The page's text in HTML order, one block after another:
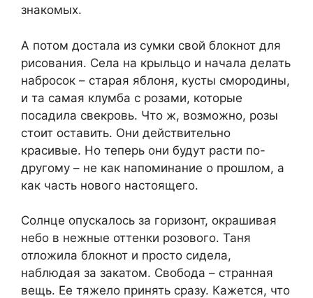
знакомых.
А потом достала из сумки свой блокнот для
рисования. Села на крыльцо и начала делать
набросок – старая яблоня, кусты смородины,
и та самая клумба с розами, которые
посадила свекровь. Что ж, возможно, розы
стоит оставить. Они действительно
красивые. Но теперь они будут расти по-
другому – не как напоминание о прошлом, а
как часть нового настоящего.
Солнце опускалось за горизонт, окрашивая
небо в нежные оттенки розового. Таня
отложила блокнот и просто сидела,
наблюдая за закатом. Свобода – странная
вещь. Ее тяжело принять сразу. Кажется, что